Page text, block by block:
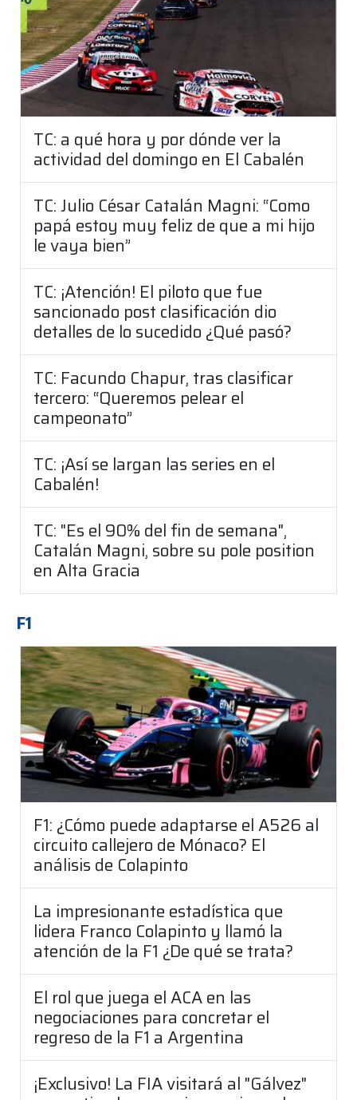
TC: a qué hora y por dónde ver la
actividad del domingo en El Cabalén
TC: Julio César Catalán Magni: “Como
papá estoy muy feliz de que a mi hijo
le vaya bien”
TC: ¡Atención! El piloto que fue
sancionado post clasificación dio
detalles de lo sucedido ¿Qué pasó?
TC: Facundo Chapur, tras clasificar
tercero: “Queremos pelear el
campeonato”
TC: ¡Así se largan las series en el
Cabalén!
TC: "Es el 90% del fin de semana",
Catalán Magni, sobre su pole position
en Alta Gracia
F1
F1: ¿Cómo puede adaptarse el A526 al
circuito callejero de Mónaco? El
análisis de Colapinto
La impresionante estadística que
lidera Franco Colapinto y llamó la
atención de la F1 ¿De qué se trata?
El rol que juega el ACA en las
negociaciones para concretar el
regreso de la F1 a Argentina
¡Exclusivo! La FIA visitará al "Gálvez"